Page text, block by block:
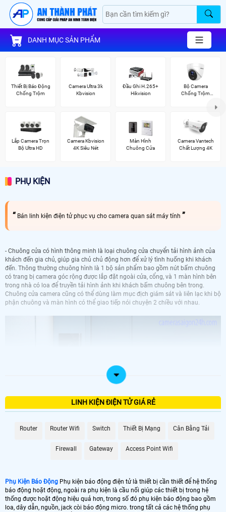
DANH MỤC SẢN PHẨM
Thiết Bị Báo Động
Chống Trộm
Camera Ultra 3k
Kbvision
Đầu Ghi H.265+
Hikvision
Bộ Camera
Chống Trộm
Lắp Camera Trọn
Bộ Ultra HD
Camera Kbvision
4K Siêu Nét
Màn Hình
Chuông Cửa
Camera Vantech
Chất Lượng 4K
PHỤ KIỆN
Bán linh kiện điện tử phục vụ cho camera quan sát máy tính
- Chuông cửa có hình thông minh là loại chuông cửa chuyển tải hình ảnh của
khách đến gia chủ, giúp gia chủ chủ động hơn để xử lý tình huống khi khách
đến. Thông thường chuông hình là 1 bộ sản phẩm bao gồm nút bấm chuông
có trang bị camera góc rộng được lắp đặt ngoài cửa, cổng, và 1 màn hình bên
trong nhà có loa để truyền tải hình ảnh khi khách bấm chuông bên trong.
Chuông cửa camera cũng có thể dùng làm mục địch giám sát và liên lạc khi bộ
phận chuông và màn hình có thể giao tiếp nói chuyện 2 chiều với nhau.
- Một số loại chuông hình có tính năng thông minh khác đi kèm như: Mở khóa
cửa từ màn hình bằng 1 nút bấm, lưu lại hình ảnh của khách, hoặc kết nối wifi
LINH KIỆN ĐIỆN TỬ GIÁ RẺ
Router Router Wifi Switch Thiết Bị Mạng Cân Bằng Tải
Firewall Gateway Access Point Wifi
Phụ Kiện Báo Động Phụ kiện báo động điện tử là thiết bị cần thiết để hệ thống
báo động hoặt động, ngoài ra phụ kiện là cầu nối giúp các thiết bị trong hệ
thống được hoặt động hiệu quả hơn, trong số đó phụ kiện báo động bao gồm
loa, dây dẫn, nguồn, jack còi báo động micro. trong tất cả các hệ thống phụ